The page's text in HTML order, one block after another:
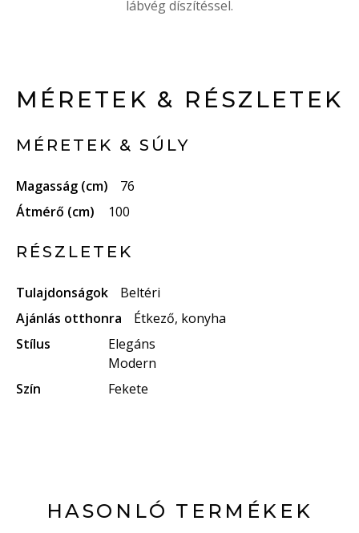
lábvég díszítéssel.
MÉRETEK & RÉSZLETEK
MÉRETEK & SÚLY
Magasság (cm)
76
Átmérő (cm)
100
RÉSZLETEK
Tulajdonságok
Beltéri
Ajánlás otthonra
Étkező, konyha
Stílus
Elegáns
Modern
Szín
Fekete
HASONLÓ TERMÉKEK